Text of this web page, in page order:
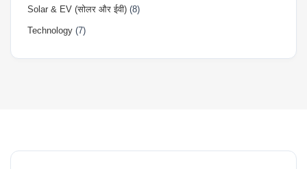
Solar & EV (सोलर और ईवी) (8)
Technology (7)